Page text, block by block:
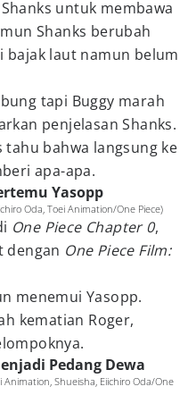
untuk membawa
Shanks berubah
bajak laut namun belum
tapi Buggy marah
penjelasan Shanks.
tahu bahwa langsung ke
apa-apa.
Yasopp
Oda, Toei Animation/One Piece)
One Piece Chapter 0,
dengan One Piece Film:
menemui Yasopp.
kematian Roger,
Pedang Dewa
Shueisha, Eiichiro Oda/One